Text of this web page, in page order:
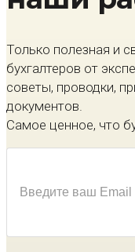
Только полезная и
бухгалтеров от
советы, проводки,
документов.
Самое ценное, что